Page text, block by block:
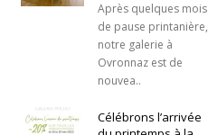
Après quelques mois
de pause printanière,
notre galerie à
Ovronnaz est de
nouvea..
Célébrons l’arrivée